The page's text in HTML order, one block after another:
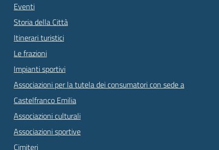
Eventi
Storia della Città
Itinerari turistici
Le frazioni
Impianti sportivi
Associazioni per la tutela dei consumatori con sede a
Castelfranco Emilia
Associazioni culturali
Associazioni sportive
Cimiteri